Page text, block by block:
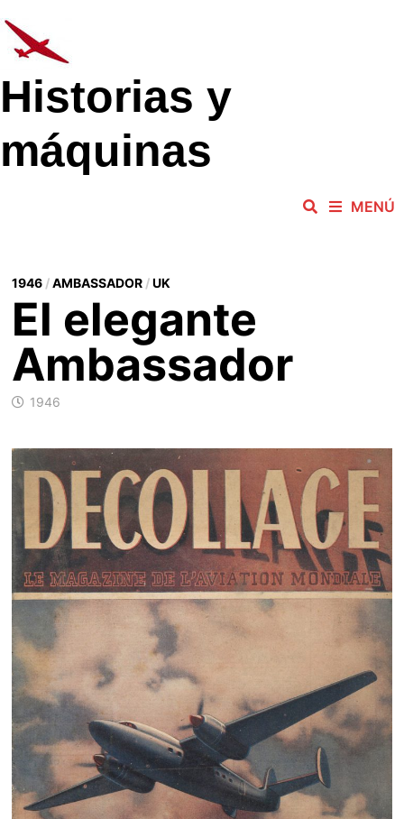
al
contenido
Historias y
máquinas
MENÚ
1946/AMBASSADOR/UK
El elegante
Ambassador
1946